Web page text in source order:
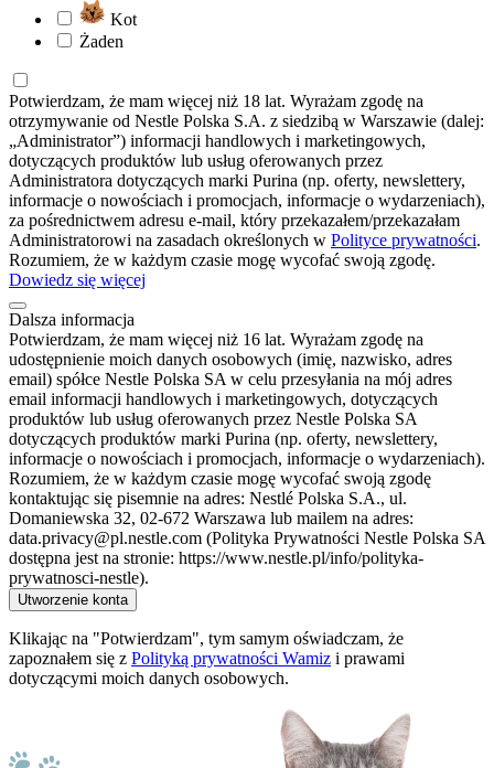
Kot
Żaden
Potwierdzam, że mam więcej niż 18 lat. Wyrażam zgodę na
otrzymywanie od Nestle Polska S.A. z siedzibą w Warszawie (dalej:
„Administrator”) informacji handlowych i marketingowych,
dotyczących produktów lub usług oferowanych przez
Administratora dotyczących marki Purina (np. oferty, newslettery,
informacje o nowościach i promocjach, informacje o wydarzeniach),
za pośrednictwem adresu e-mail, który przekazałem/przekazałam
Administratorowi na zasadach określonych w Polityce prywatności.
Rozumiem, że w każdym czasie mogę wycofać swoją zgodę.
Dowiedz się więcej
Dalsza informacja
Potwierdzam, że mam więcej niż 16 lat. Wyrażam zgodę na
udostępnienie moich danych osobowych (imię, nazwisko, adres
email) spółce Nestle Polska SA w celu przesyłania na mój adres
email informacji handlowych i marketingowych, dotyczących
produktów lub usług oferowanych przez Nestle Polska SA
dotyczących produktów marki Purina (np. oferty, newslettery,
informacje o nowościach i promocjach, informacje o wydarzeniach).
Rozumiem, że w każdym czasie mogę wycofać swoją zgodę
kontaktując się pisemnie na adres: Nestlé Polska S.A., ul.
Domaniewska 32, 02-672 Warszawa lub mailem na adres:
data.privacy@pl.nestle.com (Polityka Prywatności Nestle Polska SA
dostępna jest na stronie: https://www.nestle.pl/info/polityka-
prywatnosci-nestle).
Utworzenie konta
Klikając na "Potwierdzam", tym samym oświadczam, że
zapoznałem się z Polityką prywatności Wamiz i prawami
dotyczącymi moich danych osobowych.